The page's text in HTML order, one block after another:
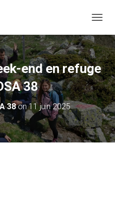
end en refuge
38
38on11 juin 2025